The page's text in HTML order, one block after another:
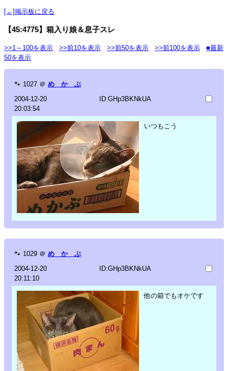
[←]掲示板に戻る
【45:4775】箱入り娘＆息子スレ
>>1～100を表示 >>前10を表示 >>前50を表示 >>前100を表示
■最新
50を表示
🐾 1027 ＠ め か ぶ
2004-12-20
20:03:54
ID:GHp3BKNkUA
いつもこう
🐾 1029 ＠ め か ぶ
2004-12-20
20:11:10
ID:GHp3BKNkUA
他の箱でもオケです